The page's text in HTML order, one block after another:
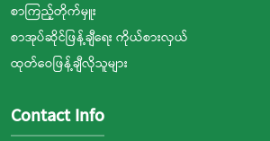
စာကြည့်တိုက်မှူး
စာအုပ်ဆိုင်ဖြန့်ချီရေး ကိုယ်စားလှယ်
ထုတ်ဝေဖြန့်ချီလိုသူများ
Contact Info